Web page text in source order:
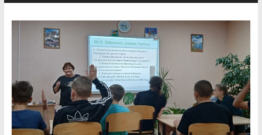
мероприятии «Сохраним
первоцветы!»
В вольере Воронинского
заповедника родились крапчатые
суслики